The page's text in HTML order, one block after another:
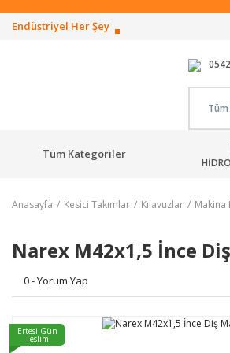
Endüstriyel Her Şey
Tüm Kategoriler
Anasayfa Kesici Takımlar Kılavuzlar Makina
Narex M42x1,5 İnce
0 - Yorum Yap
Ertesi Gün
Teslim